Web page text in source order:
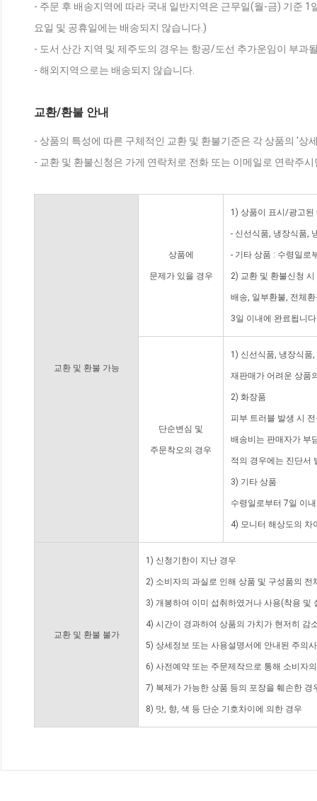
- 주문 후 배송지역에 따라 국내 일반지역은 근무일(월-금) 기준
요일 및 공휴일에는 배송되지 않습니다.)
- 도서 산간 지역 및 제주도의 경우는 항공/도선 추가운임이 부과
- 해외지역으로는 배송되지 않습니다.
교환/환불 안내
- 상품의 특성에 따른 구체적인 교환 및 환불기준은 각 상품의 '상
- 교환 및 환불신청은 가게 연락처로 전화 또는 이메일로 연락주
교환 및 환불 가능
상품에
문제가 있을 경우
1) 상품이 표시/광고된
- 신선식품, 냉장식품,
- 기타 상품 : 수령일로
2) 교환 및 환불신청
배송, 일부환불, 전체
3일 이내에 완료됩니
단순변심 및
주문착오의 경우
1) 신선식품, 냉장식품
재판매가 어려운 상품
2) 화장품
피부 트러블 발생 시
배송비는 판매자가 부
적의 경우에는 진단서
3) 기타 상품
수령일로부터 7일 이
4) 모니터 해상도의 차
교환 및 환불 불가
1) 신청기한이 지난 경우
2) 소비자의 과실로 인해 상품 및 구성품의
3) 개봉하여 이미 섭취하였거나 사용(착용 및
4) 시간이 경과하여 상품의 가치가 현저히 감
5) 상세정보 또는 사용설명서에 안내된 주의
6) 사전예약 또는 주문제작으로 통해 소비자
7) 복제가 가능한 상품 등의 포장을 훼손한 경
8) 맛, 향, 색 등 단순 기호차이에 의한 경우